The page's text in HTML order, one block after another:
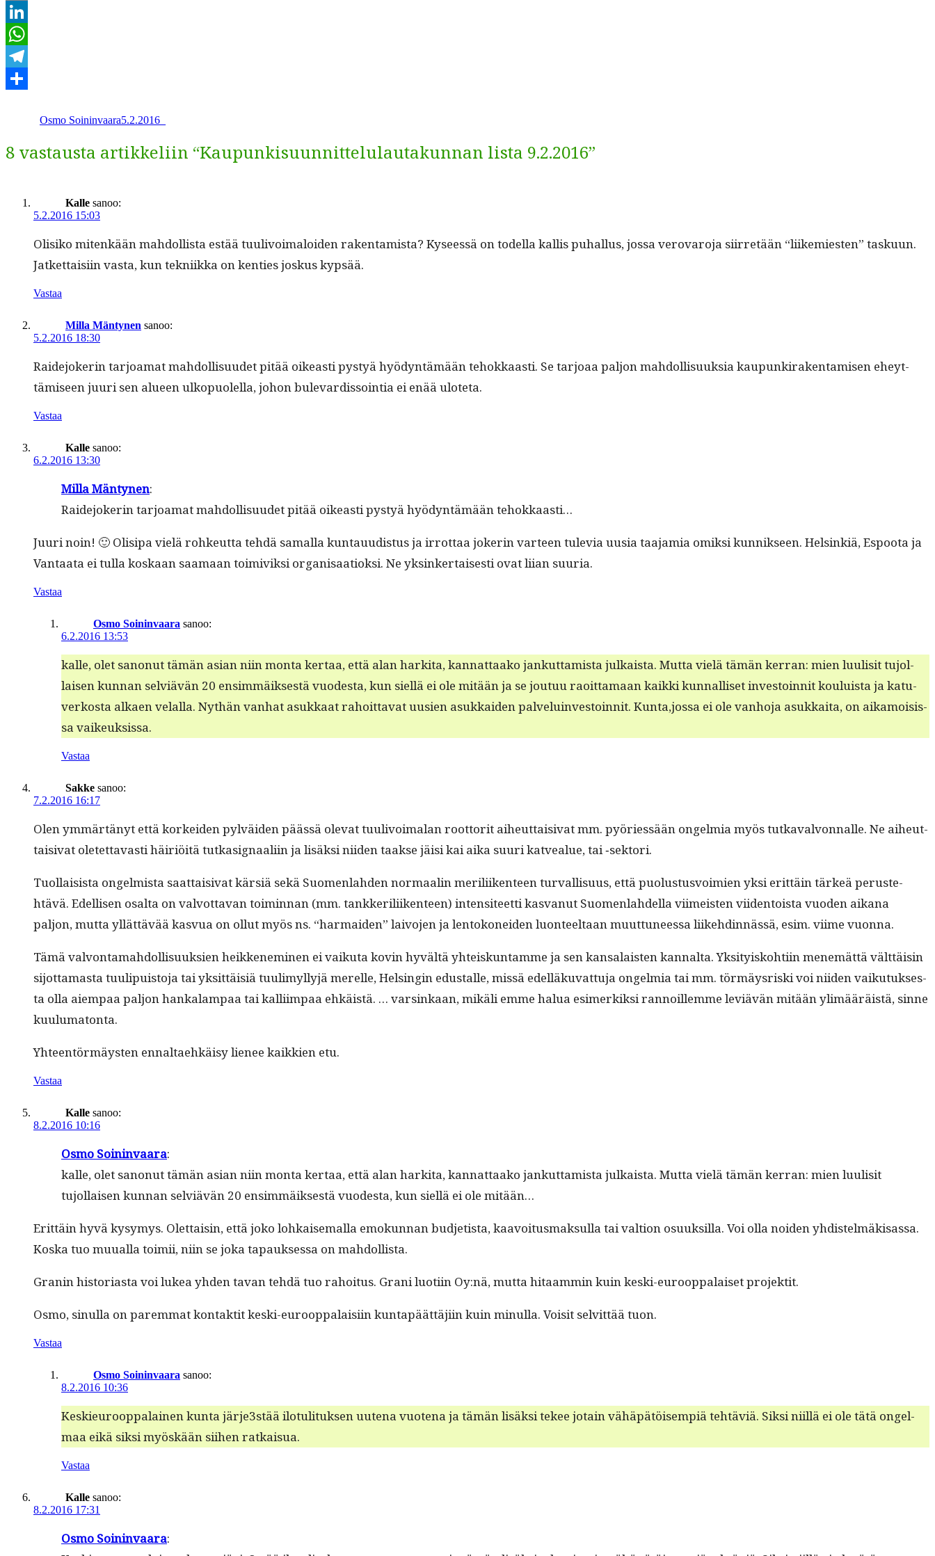
Email
LinkedIn
WhatsApp
Telegram
Osmo Soininvaara5.2.2016
8 vastausta artikkeliin “Kaupunkisuunnittelulautakunnan lista 9.2.2016”
Kalle sanoo:
5.2.2016 15:03
Olisiko mitenkään mah­dol­lista estää tuulivoimaloiden rak­en­tamista? Kyseessä on todel­la kallis puhal­lus, jos­sa verovaro­ja siir­retään “liikemiesten” tasku­un.
Jatket­taisi­in vas­ta, kun tekni­ik­ka on ken­ties joskus kypsää.
Vastaa
Milla Mäntynen sanoo:
5.2.2016 18:30
Raide­jok­erin tar­joa­mat mah­dol­lisu­udet pitää oikeasti pystyä hyö­dyn­tämään tehokkaasti. Se tar­joaa paljon mah­dol­lisuuk­sia kaupunki­rak­en­tamisen eheyt­
tämiseen juuri sen alueen ulkop­uolel­la, johon bule­vardis­soin­tia ei enää uloteta.
Vastaa
Kalle sanoo:
6.2.2016 13:30
Mil­la Män­ty­nen:
Raide­jok­erin tar­joa­mat mah­dol­lisu­udet pitää oikeasti pystyä hyö­dyn­tämään tehokkaasti…
Juuri noin! 🙂 Olisi­pa vielä rohkeut­ta tehdä samal­la kun­tau­ud­is­tus ja irrot­taa jok­erin var­teen tule­via uusia taa­jamia omik­si kun­nikseen. Helsinkiä, Espoo­ta ja
Van­taa­ta ei tul­la koskaan saa­maan toimiviksi organ­isaa­tiok­si. Ne yksinker­tais­es­ti ovat liian suuria.
Vastaa
Osmo Soininvaara sanoo:
6.2.2016 13:53
kalle, olet sanonut tämän asian niin mon­ta ker­taa, että alan harki­ta, kan­nat­taako jankut­tamista julka­ista. Mut­ta vielä tämän ker­ran: mien luulisit tujol­
laisen kun­nan selviävän 20 ensim­mäik­ses­tä vuodes­ta, kun siel­lä ei ole mitään ja se joutuu raoit­ta­maan kaik­ki kun­nal­liset investoin­nit kouluista ja katu­
verkos­ta alka­en velal­la. Nythän van­hat asukkaat rahoit­ta­vat uusien asukkaiden palveluin­vestoin­nit. Kunta,jossa ei ole van­ho­ja asukkai­ta, on aikamoi­sis­
sa vaikeuksissa.
Vastaa
Sakke sanoo:
7.2.2016 16:17
Olen ymmärtänyt että korkei­den pylväi­den päässä ole­vat tuulivoimalan root­torit aiheut­taisi­vat mm. pyöriessään ongelmia myös tutkavalvon­nalle. Ne aiheut­
taisi­vat oletet­tavasti häir­iöitä tutkasig­naali­in ja lisäk­si niiden taakse jäisi kai aika suuri katvealue, tai ‑sek­tori.
Tuol­lai­sista ongelmista saat­taisi­vat kär­siä sekä Suomen­lah­den nor­maalin mer­ili­iken­teen tur­val­lisu­us, että puo­lus­tusvoimien yksi erit­täin tärkeä peruste­
htävä. Edel­lisen osalta on valvot­ta­van toimin­nan (mm. tankker­ili­iken­teen) inten­si­teet­ti kas­vanut Suomen­lahdel­la viimeis­ten viiden­toista vuo­den aikana
paljon, mut­ta yllät­tävää kasvua on ollut myös ns. “har­maid­en” laivo­jen ja lentokonei­den luon­teeltaan muut­tuneessa liike­hdin­nässä, esim. viime vuonna.
Tämä valvon­tamah­dol­lisuuk­sien heikken­e­m­i­nen ei vaiku­ta kovin hyvältä yhteiskun­tamme ja sen kansalais­ten kannal­ta. Yksi­tyisko­hti­in men­emät­tä vält­täisin
sijot­ta­mas­ta tuulipuis­to­ja tai yksit­täisiä tuulimyl­lyjä merelle, Helsin­gin edustalle, mis­sä edel­läku­vat­tu­ja ongelmia tai mm. tör­mäys­ris­ki voi niiden vaiku­tuk­ses­
ta olla aiem­paa paljon han­kalam­paa tai kalli­im­paa ehkäistä. … varsinkaan, mikäli emme halua esimerkik­si ran­noillemme lev­iävän mitään ylimääräistä, sinne
kuulumatonta.
Yhteen­tör­mäys­ten ennal­taehkäisy lie­nee kaikkien etu.
Vastaa
Kalle sanoo:
8.2.2016 10:16
Osmo Soin­in­vaara:
kalle, olet sanonut tämän asian niin mon­ta ker­taa, että alan harki­ta, kan­nat­taako jankut­tamista julka­ista. Mut­ta vielä tämän ker­ran: mien luulisit
tujol­laisen kun­nan selviävän 20 ensim­mäik­ses­tä vuodes­ta, kun siel­lä ei ole mitään…
Erit­täin hyvä kysymys. Olet­taisin, että joko lohkaise­mal­la emokun­nan bud­jetista, kaavoitus­mak­sul­la tai val­tion osuuk­sil­la. Voi olla noiden yhdis­telmäk­isas­sa.
Kos­ka tuo muual­la toimii, niin se joka tapauk­ses­sa on mahdollista.
Granin his­to­ri­as­ta voi lukea yhden tavan tehdä tuo rahoi­tus. Grani luoti­in Oy:nä, mut­ta hitaam­min kuin kes­ki-euroop­palaiset projektit.
Osmo, sin­ul­la on parem­mat kon­tak­tit kes­ki-euroop­palaisi­in kun­tapäät­täji­in kuin min­ul­la. Voisit selvit­tää tuon.
Vastaa
Osmo Soininvaara sanoo:
8.2.2016 10:36
Keskieu­roop­palainen kun­ta järje3stää ilo­tuli­tuk­sen uute­na vuote­na ja tämän lisäk­si tekee jotain vähäpätöisem­piä tehtäviä. Sik­si niil­lä ei ole tätä ongel­
maa eikä sik­si myöskään siihen ratkaisua.
Vastaa
Kalle sanoo:
8.2.2016 17:31
Osmo Soin­in­vaara: